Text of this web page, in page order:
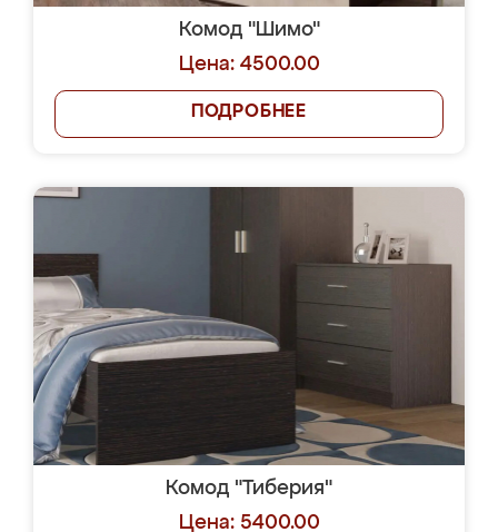
Комод "Шимо"
Цена: 4500.00
ПОДРОБНЕЕ
Комод "Тиберия"
Цена: 5400.00